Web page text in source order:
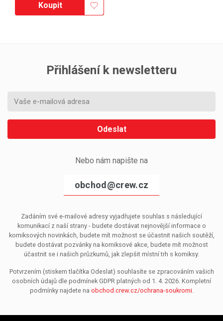
Koupit
Přihlášení k newsletteru
Odeslat
Nebo nám napište na
obchod@crew.cz
Zadáním své e-mailové adresy vyjadřujete souhlas s následující
komunikací z naší strany - budete dostávat nejnovější informace o
komiksových novinkách, budete mít možnost se účastnit našich soutěží,
budete dostávat pozvánky na komiksové akce, budete mít možnost
účastnit se i našich průzkumů, jak zlepšit místní trh s komiksy.
Potvrzením (stiskem tlačítka Odeslat) souhlasíte se zpracováním vašich
osobních údajů dle podmínek GDPR platných od 1. 4. 2026. Kompletní
podmínky najdete na obchod.crew.cz/ochrana-soukromi.